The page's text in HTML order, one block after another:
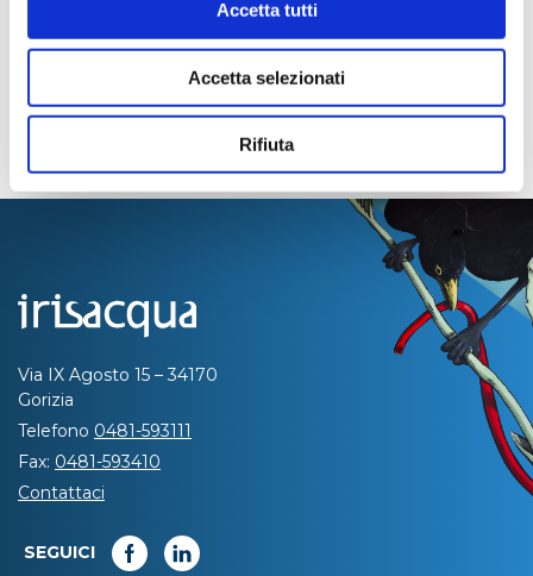
Accetta tutti
Accetta selezionati
Rifiuta
Via IX Agosto 15 – 34170
Gorizia
Telefono 0481-593111
Fax: 0481-593410
Contattaci
SEGUICI